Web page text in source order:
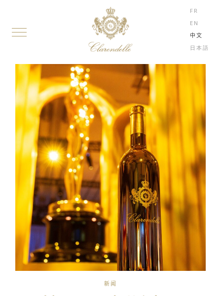
FR
EN
中文
日本語
新闻